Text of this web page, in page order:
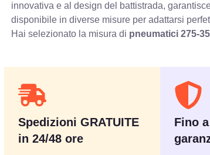
innovativa e al design del battistrada,
disponibile in diverse misure per adattarsi
Hai selezionato la misura di pneumatici275-
Spedizioni GRATUITE
in 24/48 ore
Fino